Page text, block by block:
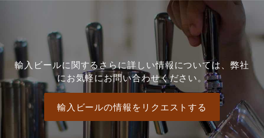
輸入ビールに関するさらに詳しい情報については、弊社
にお気軽にお問い合わせください。
輸入ビールの情報をリクエストする